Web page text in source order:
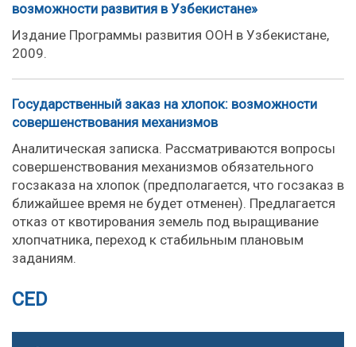
возможности развития в Узбекистане»
Издание Программы развития ООН в Узбекистане,
2009.
Государственный заказ на хлопок: возможности
совершенствования механизмов
Аналитическая записка. Рассматриваются вопросы
совершенствования механизмов обязательного
госзаказа на хлопок (предполагается, что госзаказ в
ближайшее время не будет отменен). Предлагается
отказ от квотирования земель под выращивание
хлопчатника, переход к стабильным плановым
заданиям.
CED